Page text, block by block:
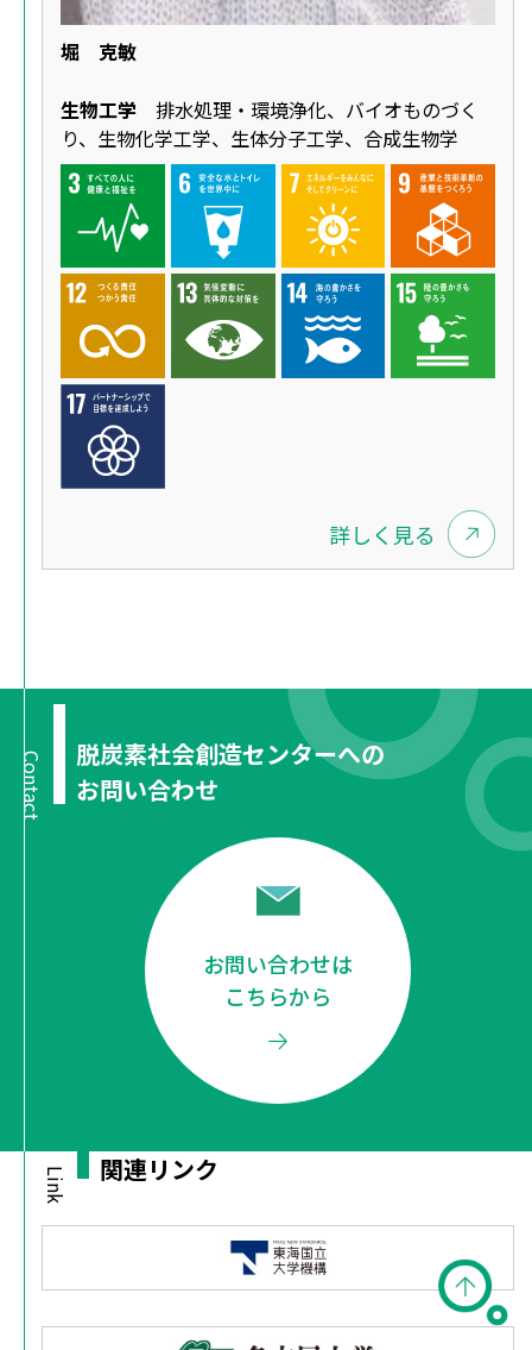
堀 克敏
生物工学 排水処理・環境浄化、バイオものづく
り、生物化学工学、生体分子工学、合成生物学
詳しく見る
Contact
脱炭素社会創造センターへの
お問い合わせ
お問い合わせは
こちらから
Link 関連リンク